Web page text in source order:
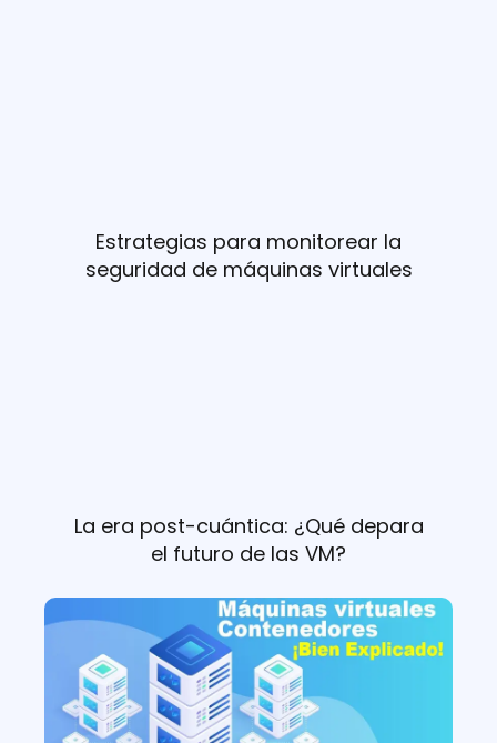
Estrategias para monitorear la
seguridad de máquinas virtuales
La era post-cuántica: ¿Qué depara
el futuro de las VM?